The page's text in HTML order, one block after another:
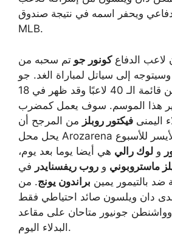
ويحفر اسمه في نتيجة صندوق
MLB.
لاعب الدفاعكونور جو تم سحبه من
إلى سياتل لمباراة الغد. جو
موجود بالفعل ضمن قائمة الـ 40 لاعبًا وقد ظهر في 18
هذا الموسم. سوف يعمل كمضرب
اليمنى فيكتور روبلز من المرجح أن
يحل محل Arozarena في الميدان الأيسر للأسبوع
و لوك رالي هي أيضا يوما بعد يوم،
ماستروبوني و روب ريفسنايدر في
ضد بالتيمور يمين براندون يونج. من
دان ويلسون صائد احتياطي فقط
وواشنطن جونيور متاحان على مقاعد
البدلاء اليوم.